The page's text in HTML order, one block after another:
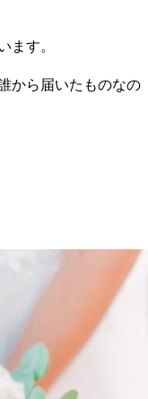
ます。
から届いたものなの